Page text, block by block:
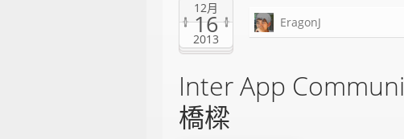
12月
16
2013
EragonJ
Inter App
橋樑